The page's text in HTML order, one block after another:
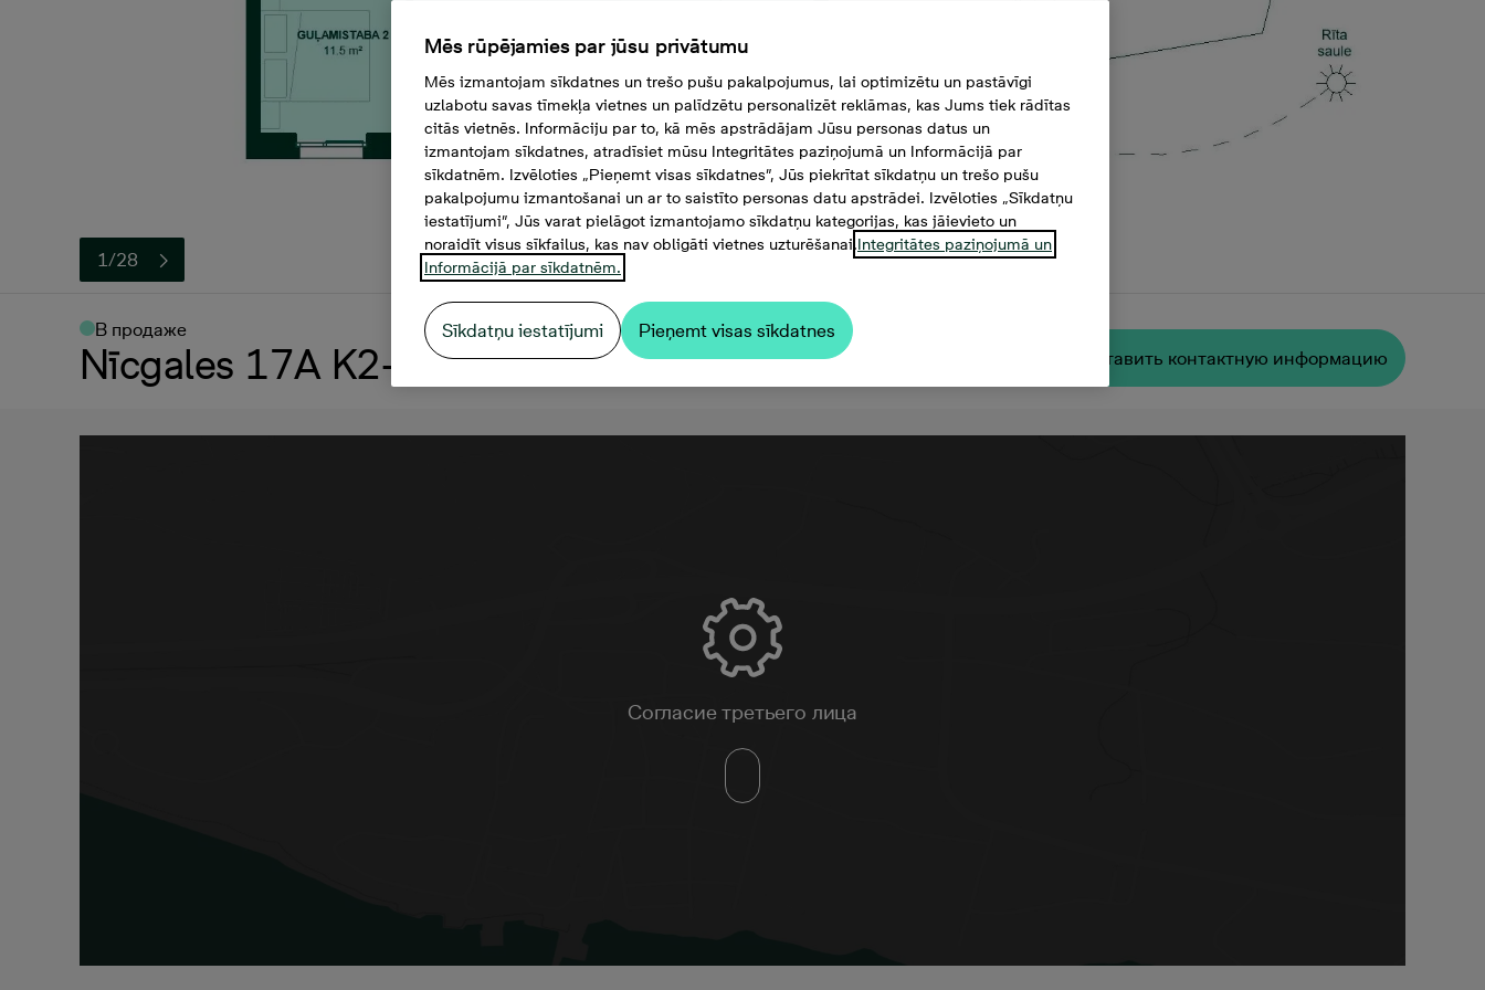
1/28
В продаже
Nīcgales 17A K2-10, 200 000 €, 3 комнаты, 71 м² Oставить контактную информацию
Согласие третьего лица
Mēs rūpējamies par jūsu privātumu
Mēs izmantojam sīkdatnes un trešo pušu pakalpojumus, lai optimizētu un pastāvīgi
uzlabotu savas tīmekļa vietnes un palīdzētu personalizēt reklāmas, kas Jums tiek rādītas
citās vietnēs. Informāciju par to, kā mēs apstrādājam Jūsu personas datus un
izmantojam sīkdatnes, atradīsiet mūsu Integritātes paziņojumā un Informācijā par
sīkdatnēm. Izvēloties „Pieņemt visas sīkdatnes”, Jūs piekrītat sīkdatņu un trešo pušu
pakalpojumu izmantošanai un ar to saistīto personas datu apstrādei. Izvēloties „Sīkdatņu
iestatījumi”, Jūs varat pielāgot izmantojamo sīkdatņu kategorijas, kas jāievieto un
noraidīt visus sīkfailus, kas nav obligāti vietnes uzturēšanai.Integritātes paziņojumā un
Informācijā par sīkdatnēm.
Sīkdatņu iestatījumi Pieņemt visas sīkdatnes